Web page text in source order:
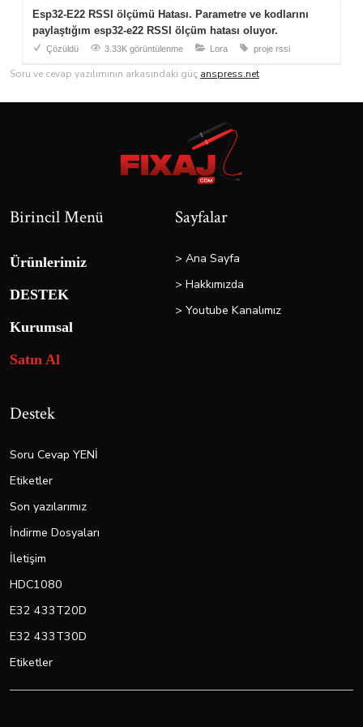
Esp32-E22 RSSI ölçümü Hatası. Parametre ve kodlarını
paylaştığım esp32-e22 RSSI ölçüm hatası oluyor.
Çözüldü 3.33K görüntülenme Lora proje rssi
Soru ve cevap yazılımının arkasındaki güç anspress.net
Birincil Menü
Ürünlerimiz
DESTEK
Kurumsal
Satın Al
Sayfalar
> Ana Sayfa
> Hakkımızda
> Youtube Kanalımız
Destek
Soru Cevap YENİ
Etiketler
Son yazılarımız
İndirme Dosyaları
İletişim
HDC1080
E32 433T20D
E32 433T30D
Etiketler